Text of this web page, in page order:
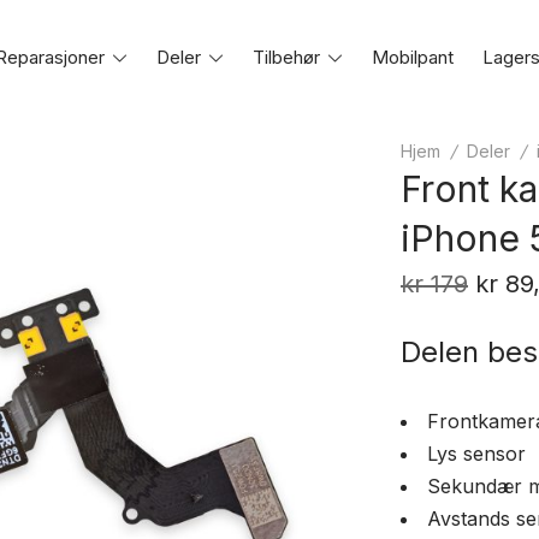
ToggleDeler
ToggleTilbehør
ToggleMobilpant
Hjem / Deler /
Front
iPhone
kr179
var:
kr
Delen
Lys sensor
Sekundær
Avstands